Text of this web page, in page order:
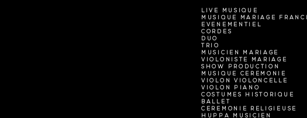
LIVE MUSIQUE
MUSIQUE MARIAGE
EVENEMENTIEL
CORDES
DUO
TRIO
MUSICIEN MARIAGE
VIOLONISTE MARIAGE
SHOW PRODUCTION
MUSIQUE CEREMONIE
VIOLON VIOLONCELLE
VIOLON PIANO
COSTUMES HISTORIQUE
BALLET
CEREMONIE RELIGIEUSE
HUPPA MUSICIEN